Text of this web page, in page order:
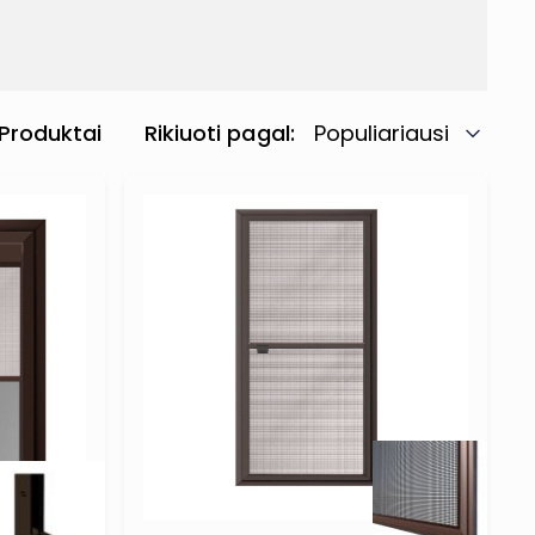
Rikiuoti pagal Populiariausi